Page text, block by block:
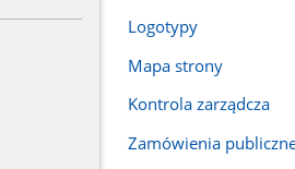
Logotypy
Mapa strony
Kontrola zarządcza
Zamówienia